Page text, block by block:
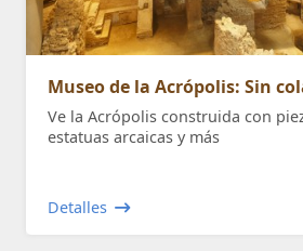
Museo de la Acrópolis: Sin
Ve la Acrópolis construida con
estatuas arcaicas y más
Detalles